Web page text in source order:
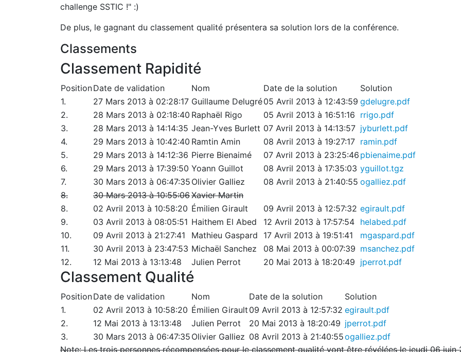
challenge SSTIC !" :)
De plus, le gagnant du classement qualité présentera sa solution lors de la conférence.
Classements
Classement Rapidité
PositionDate de validation Nom Date de la solution
Solution
1.
27 Mars 2013 à 02:28:17 Guillaume Delugré05 Avril 2013 à 12:43:59 gdelugre.pdf
2.
28 Mars 2013 à 02:18:40 Raphaël Rigo 05 Avril 2013 à 16:51:16 rrigo.pdf
3.
28 Mars 2013 à 14:14:35 Jean-Yves Burlett 07 Avril 2013 à 14:13:57 jyburlett.pdf
4.
29 Mars 2013 à 10:42:40 Ramtin Amin 08 Avril 2013 à 19:27:17 ramin.pdf
5.
29 Mars 2013 à 14:12:36 Pierre Bienaimé 07 Avril 2013 à 23:25:46 pbienaime.pdf
6.
29 Mars 2013 à 17:39:50 Yoann Guillot 08 Avril 2013 à 17:35:03 yguillot.tgz
7.
30 Mars 2013 à 06:47:35 Olivier Galliez 08 Avril 2013 à 21:40:55 ogalliez.pdf
8.
30 Mars 2013 à 10:55:06Xavier Martin
8.
02 Avril 2013 à 10:58:20 Émilien Girault 09 Avril 2013 à 12:57:32 egirault.pdf
9.
03 Avril 2013 à 08:05:51 Haithem El Abed 12 Avril 2013 à 17:57:54 helabed.pdf
10.
09 Avril 2013 à 21:27:41 Mathieu Gaspard 17 Avril 2013 à 19:51:41
mgaspard.pdf
11.
30 Avril 2013 à 23:47:53 Michaël Sanchez 08 Mai 2013 à 00:07:39 msanchez.pdf
12.
12 Mai 2013 à 13:13:48 Julien Perrot 20 Mai 2013 à 18:20:49 jperrot.pdf
Classement Qualité
PositionDate de validation Nom Date de la solution
Solution
1.
02 Avril 2013 à 10:58:20 Émilien Girault 09 Avril 2013 à 12:57:32 egirault.pdf
2.
12 Mai 2013 à 13:13:48 Julien Perrot 20 Mai 2013 à 18:20:49 jperrot.pdf
3.
30 Mars 2013 à 06:47:35 Olivier Galliez 08 Avril 2013 à 21:40:55ogalliez.pdf
Note: Les trois personnes récompensées pour le classement qualité vont être révélées le jeudi 06 juin